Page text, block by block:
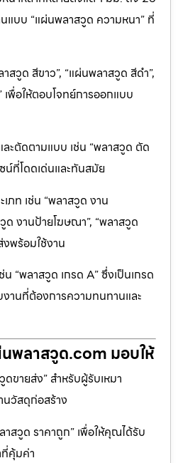
แบบ “แผ่นพลาสวูด ความหนา” ที่
สวูด สีขาว”, “แผ่นพลาสวูด สีดำ”,
เพื่อให้ตอบโจทย์การออกแบบ
ละตัดตามแบบ เช่น “พลาสวูด ตัด
น์ที่โดดเด่นและทันสมัย
ภท เช่น “พลาสวูด งาน
วูด งานป้ายโฆษณา”, “พลาสวูด
งพร้อมใช้งาน
น “พลาสวูด เกรด A” ซึ่งเป็นเกรด
านที่ต้องการความทนทานและ
นพลาสวูด.com มอบให้
ขายส่ง” สำหรับผู้รับเหมา
นวัสดุก่อสร้าง
สวูด ราคาถูก” เพื่อให้คุณได้รับ
คุ้มค่า